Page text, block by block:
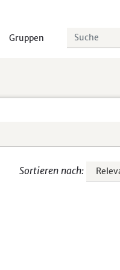
Gruppen
Sortieren nach